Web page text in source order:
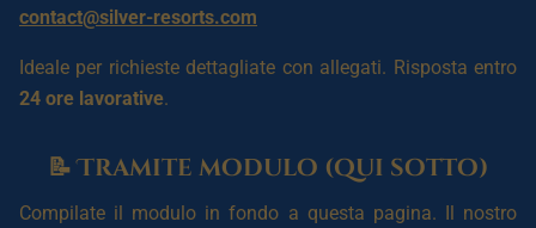
contact@silver-resorts.com
Ideale per richieste dettagliate con allegati. Risposta entro
24 ore lavorative.
📝 Tramite modulo (qui sotto)
Compilate il modulo in fondo a questa pagina. Il nostro